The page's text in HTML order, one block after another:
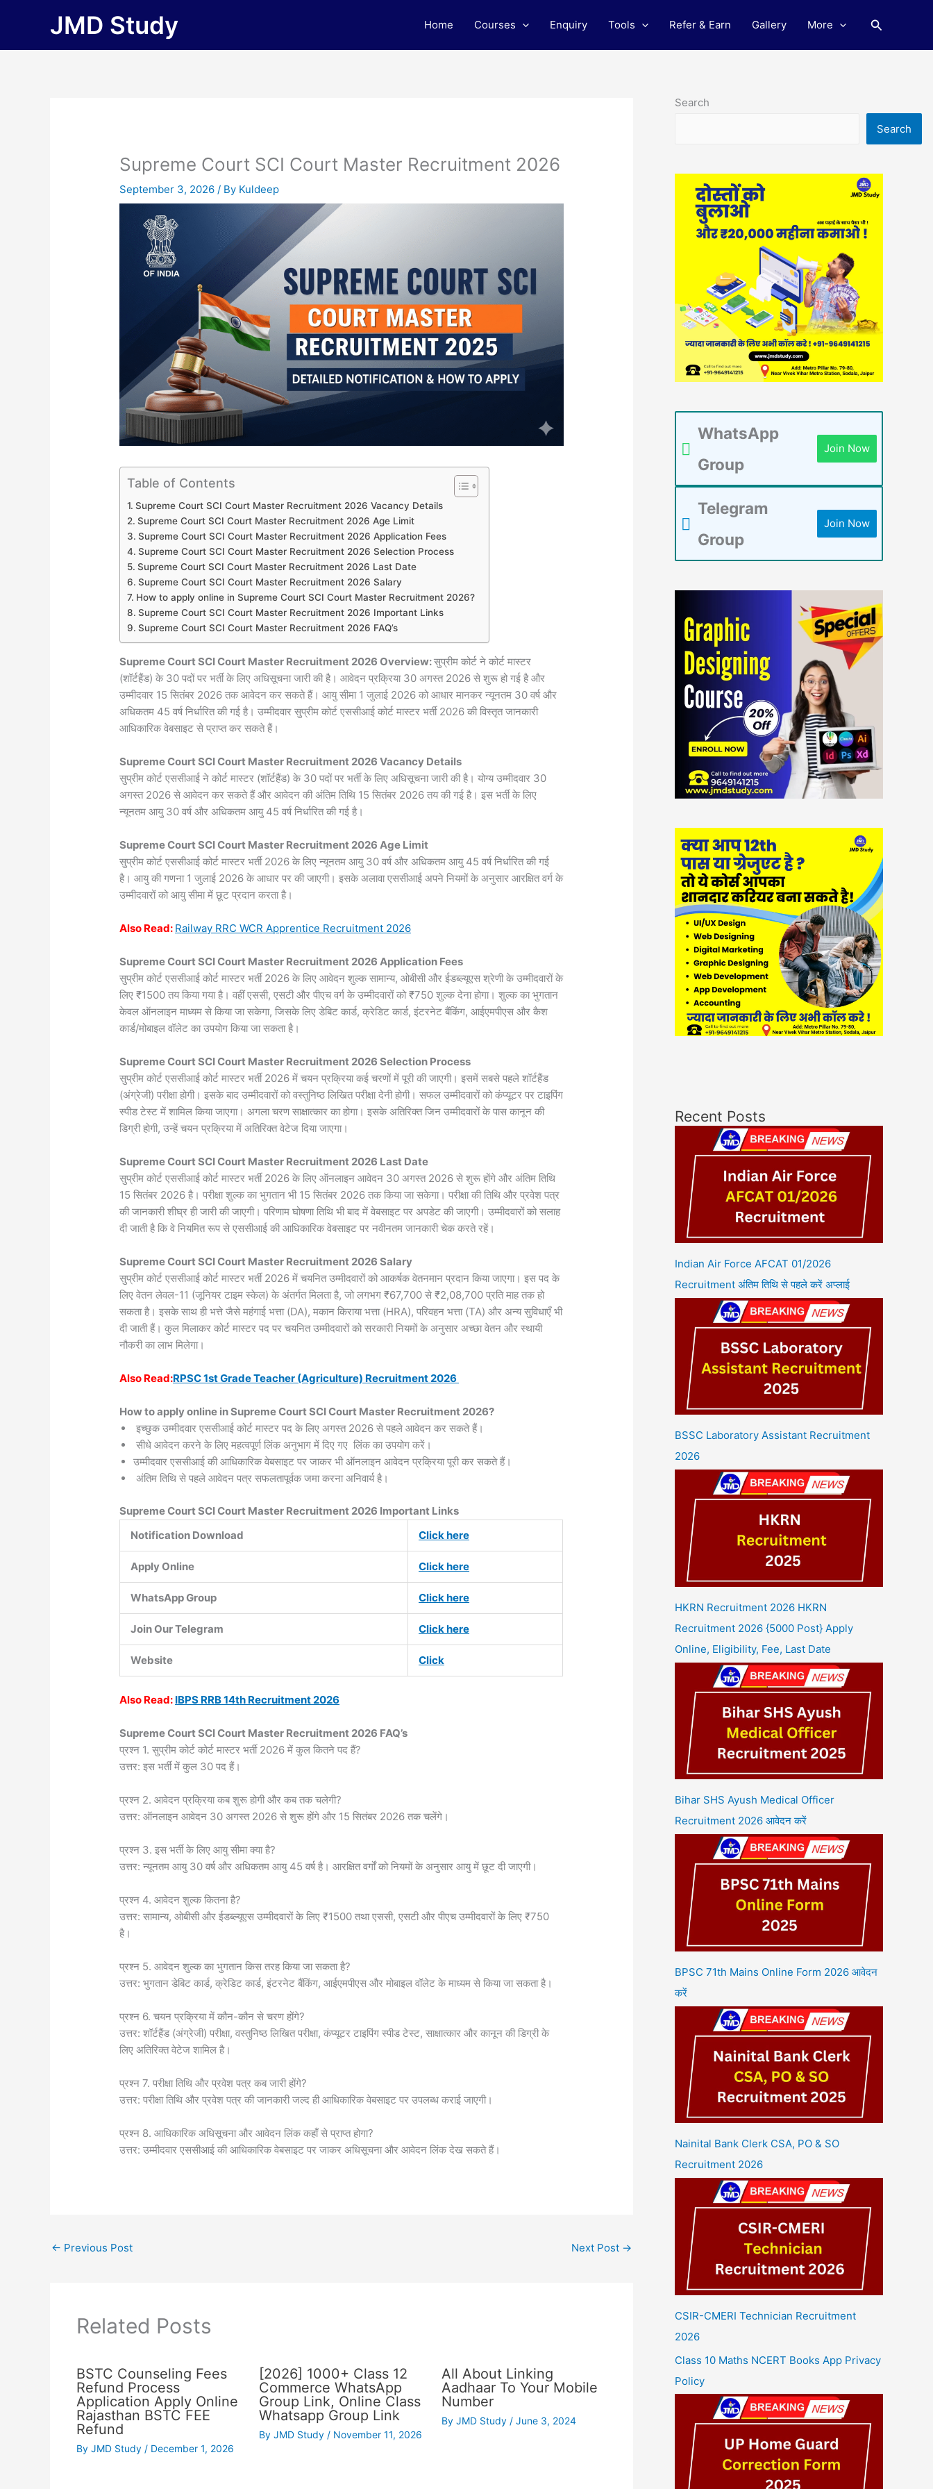
JMD Study Home Courses Enquiry Tools Refer & Earn Gallery More Search
Supreme Court SCI Court Master Recruitment 2026
September 3, 2026/ By Kuldeep
Table of Contents
Supreme Court SCI Court Master Recruitment 2026 Vacancy Details
Supreme Court SCI Court Master Recruitment 2026 Age Limit
Supreme Court SCI Court Master Recruitment 2026 Application Fees
Supreme Court SCI Court Master Recruitment 2026 Selection Process
Supreme Court SCI Court Master Recruitment 2026 Last Date
Supreme Court SCI Court Master Recruitment 2026 Salary
How to apply online in Supreme Court SCI Court Master Recruitment 2026?
Supreme Court SCI Court Master Recruitment 2026 Important Links
Supreme Court SCI Court Master Recruitment 2026 FAQ’s
Supreme Court SCI Court Master Recruitment 2026 Overview:सुप्रीम कोर्ट ने कोर्ट मास्टर
(शॉर्टहैंड) के 30 पदों पर भर्ती के लिए अधिसूचना जारी की है। आवेदन प्रक्रिया 30 अगस्त 2026 से शुरू हो गई है और
उम्मीदवार 15 सितंबर 2026 तक आवेदन कर सकते हैं। आयु सीमा 1 जुलाई 2026 को आधार मानकर न्यूनतम 30 वर्ष और
अधिकतम 45 वर्ष निर्धारित की गई है। उम्मीदवार सुप्रीम कोर्ट एससीआई कोर्ट मास्टर भर्ती 2026 की विस्तृत जानकारी
आधिकारिक वेबसाइट से प्राप्त कर सकते हैं।
Supreme Court SCI Court Master Recruitment 2026 Vacancy Details
सुप्रीम कोर्ट एससीआई ने कोर्ट मास्टर (शॉर्टहैंड) के 30 पदों पर भर्ती के लिए अधिसूचना जारी की है। योग्य उम्मीदवार 30
अगस्त 2026 से आवेदन कर सकते हैं और आवेदन की अंतिम तिथि 15 सितंबर 2026 तय की गई है। इस भर्ती के लिए
न्यूनतम आयु 30 वर्ष और अधिकतम आयु 45 वर्ष निर्धारित की गई है।
Supreme Court SCI Court Master Recruitment 2026 Age Limit
सुप्रीम कोर्ट एससीआई कोर्ट मास्टर भर्ती 2026 के लिए न्यूनतम आयु 30 वर्ष और अधिकतम आयु 45 वर्ष निर्धारित की गई
है। आयु की गणना 1 जुलाई 2026 के आधार पर की जाएगी। इसके अलावा एससीआई अपने नियमों के अनुसार आरक्षित वर्ग के
उम्मीदवारों को आयु सीमा में छूट प्रदान करता है।
Also Read: Railway RRC WCR Apprentice Recruitment 2026
Supreme Court SCI Court Master Recruitment 2026 Application Fees
सुप्रीम कोर्ट एससीआई कोर्ट मास्टर भर्ती 2026 के लिए आवेदन शुल्क सामान्य, ओबीसी और ईडब्ल्यूएस श्रेणी के उम्मीदवारों के
लिए ₹1500 तय किया गया है। वहीं एससी, एसटी और पीएच वर्ग के उम्मीदवारों को ₹750 शुल्क देना होगा। शुल्क का भुगतान
केवल ऑनलाइन माध्यम से किया जा सकेगा, जिसके लिए डेबिट कार्ड, क्रेडिट कार्ड, इंटरनेट बैंकिंग, आईएमपीएस और कैश
कार्ड/मोबाइल वॉलेट का उपयोग किया जा सकता है।
Supreme Court SCI Court Master Recruitment 2026 Selection Process
सुप्रीम कोर्ट एससीआई कोर्ट मास्टर भर्ती 2026 में चयन प्रक्रिया कई चरणों में पूरी की जाएगी। इसमें सबसे पहले शॉर्टहैंड
(अंग्रेजी) परीक्षा होगी। इसके बाद उम्मीदवारों को वस्तुनिष्ठ लिखित परीक्षा देनी होगी। सफल उम्मीदवारों को कंप्यूटर पर टाइपिंग
स्पीड टेस्ट में शामिल किया जाएगा। अगला चरण साक्षात्कार का होगा। इसके अतिरिक्त जिन उम्मीदवारों के पास कानून की
डिग्री होगी, उन्हें चयन प्रक्रिया में अतिरिक्त वेटेज दिया जाएगा।
Supreme Court SCI Court Master Recruitment 2026 Last Date
सुप्रीम कोर्ट एससीआई कोर्ट मास्टर भर्ती 2026 के लिए ऑनलाइन आवेदन 30 अगस्त 2026 से शुरू होंगे और अंतिम तिथि
15 सितंबर 2026 है। परीक्षा शुल्क का भुगतान भी 15 सितंबर 2026 तक किया जा सकेगा। परीक्षा की तिथि और प्रवेश पत्र
की जानकारी शीघ्र ही जारी की जाएगी। परिणाम घोषणा तिथि भी बाद में वेबसाइट पर अपडेट की जाएगी। उम्मीदवारों को सलाह
दी जाती है कि वे नियमित रूप से एससीआई की आधिकारिक वेबसाइट पर नवीनतम जानकारी चेक करते रहें।
Supreme Court SCI Court Master Recruitment 2026 Salary
सुप्रीम कोर्ट एससीआई कोर्ट मास्टर भर्ती 2026 में चयनित उम्मीदवारों को आकर्षक वेतनमान प्रदान किया जाएगा। इस पद के
लिए वेतन लेवल-11 (जूनियर टाइम स्केल) के अंतर्गत मिलता है, जो लगभग ₹67,700 से ₹2,08,700 प्रति माह तक हो
सकता है। इसके साथ ही भत्ते जैसे महंगाई भत्ता (DA), मकान किराया भत्ता (HRA), परिवहन भत्ता (TA) और अन्य सुविधाएँ भी
दी जाती हैं। कुल मिलाकर कोर्ट मास्टर पद पर चयनित उम्मीदवारों को सरकारी नियमों के अनुसार अच्छा वेतन और स्थायी
नौकरी का लाभ मिलेगा।
Also Read:RPSC 1st Grade Teacher (Agriculture) Recruitment 2026
How to apply online in Supreme Court SCI Court Master Recruitment 2026?
इच्छुक उम्मीदवार एससीआई कोर्ट मास्टर पद के लिए अगस्त 2026 से पहले आवेदन कर सकते हैं।
सीधे आवेदन करने के लिए महत्वपूर्ण लिंक अनुभाग में दिए गए लिंक का उपयोग करें।
उम्मीदवार एससीआई की आधिकारिक वेबसाइट पर जाकर भी ऑनलाइन आवेदन प्रक्रिया पूरी कर सकते हैं।
अंतिम तिथि से पहले आवेदन पत्र सफलतापूर्वक जमा करना अनिवार्य है।
Supreme Court SCI Court Master Recruitment 2026 Important Links
Notification Download
Click here
Apply Online Click here
WhatsApp Group Click here
Join Our Telegram Click here
Website Click
Also Read: IBPS RRB 14th Recruitment 2026
Supreme Court SCI Court Master Recruitment 2026 FAQ’s
प्रश्न 1. सुप्रीम कोर्ट कोर्ट मास्टर भर्ती 2026 में कुल कितने पद हैं?
उत्तर: इस भर्ती में कुल 30 पद हैं।
प्रश्न 2. आवेदन प्रक्रिया कब शुरू होगी और कब तक चलेगी?
उत्तर: ऑनलाइन आवेदन 30 अगस्त 2026 से शुरू होंगे और 15 सितंबर 2026 तक चलेंगे।
प्रश्न 3. इस भर्ती के लिए आयु सीमा क्या है?
उत्तर: न्यूनतम आयु 30 वर्ष और अधिकतम आयु 45 वर्ष है। आरक्षित वर्गों को नियमों के अनुसार आयु में छूट दी जाएगी।
प्रश्न 4. आवेदन शुल्क कितना है?
उत्तर: सामान्य, ओबीसी और ईडब्ल्यूएस उम्मीदवारों के लिए ₹1500 तथा एससी, एसटी और पीएच उम्मीदवारों के लिए ₹750
है।
प्रश्न 5. आवेदन शुल्क का भुगतान किस तरह किया जा सकता है?
उत्तर: भुगतान डेबिट कार्ड, क्रेडिट कार्ड, इंटरनेट बैंकिंग, आईएमपीएस और मोबाइल वॉलेट के माध्यम से किया जा सकता है।
प्रश्न 6. चयन प्रक्रिया में कौन-कौन से चरण होंगे?
उत्तर: शॉर्टहैंड (अंग्रेजी) परीक्षा, वस्तुनिष्ठ लिखित परीक्षा, कंप्यूटर टाइपिंग स्पीड टेस्ट, साक्षात्कार और कानून की डिग्री के
लिए अतिरिक्त वेटेज शामिल है।
प्रश्न 7. परीक्षा तिथि और प्रवेश पत्र कब जारी होंगे?
उत्तर: परीक्षा तिथि और प्रवेश पत्र की जानकारी जल्द ही आधिकारिक वेबसाइट पर उपलब्ध कराई जाएगी।
प्रश्न 8. आधिकारिक अधिसूचना और आवेदन लिंक कहाँ से प्राप्त होगा?
उत्तर: उम्मीदवार एससीआई की आधिकारिक वेबसाइट पर जाकर अधिसूचना और आवेदन लिंक देख सकते हैं।
← Previous Post Next Post →
Related Posts
BSTC Counseling Fees
Refund Process
Application Apply Online
Rajasthan BSTC FEE
Refund
By JMD Study / December 1, 2026
[2026] 1000+ Class 12
Commerce WhatsApp
Group Link, Online Class
Whatsapp Group Link
By JMD Study / November 11, 2026
All About Linking
Aadhaar To Your Mobile
Number
ByJMD Study /June 3, 2024
Search
Search
WhatsApp
Group
Join Now
Telegram
Group
Join Now
Recent Posts
Indian Air Force AFCAT 01/2026
Recruitment अंतिम तिथि से पहले करें अप्लाई
BSSC Laboratory Assistant Recruitment
2026
HKRN Recruitment 2026 HKRN
Recruitment 2026 {5000 Post} Apply
Online, Eligibility, Fee, Last Date
Bihar SHS Ayush Medical Officer
Recruitment 2026 आवेदन करें
BPSC 71th Mains Online Form 2026 आवेदन
करें
Nainital Bank Clerk CSA, PO & SO
Recruitment 2026
CSIR-CMERI Technician Recruitment
2026
Class 10 Maths NCERT Books App Privacy
Policy